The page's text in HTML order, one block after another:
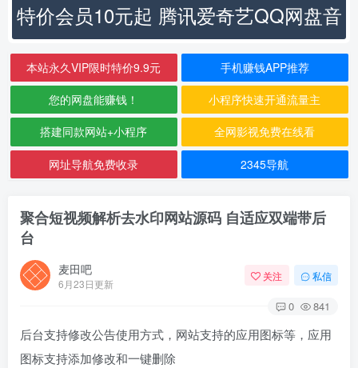
特价会员10元起 腾讯爱奇艺QQ网盘音
乐
本站永久VIP限时特价9.9元 手机赚钱APP推荐
您的网盘能赚钱！ 小程序快速开通流量主
搭建同款网站+小程序 全网影视免费在线看
网址导航免费收录 2345导航
聚合短视频解析去水印网站源码 自适应双端带后
台
麦田吧
6月23日更新
关注 私信
0 841
后台支持修改公告使用方式，网站支持的应用图标等，应用
图标支持添加修改和一键删除